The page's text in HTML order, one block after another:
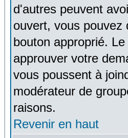
d'autres peuvent
ouvert, vous pouvez
bouton approprié.
approuver votre
vous poussent à
modérateur de
raisons.
Revenir en haut